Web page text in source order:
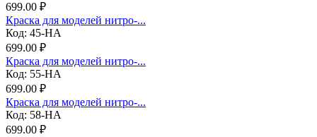
699.00 ₽
Краска для моделей нитро-...
Код: 45-НА
699.00 ₽
Краска для моделей нитро-...
Код: 55-НА
699.00 ₽
Краска для моделей нитро-...
Код: 58-НА
699.00 ₽